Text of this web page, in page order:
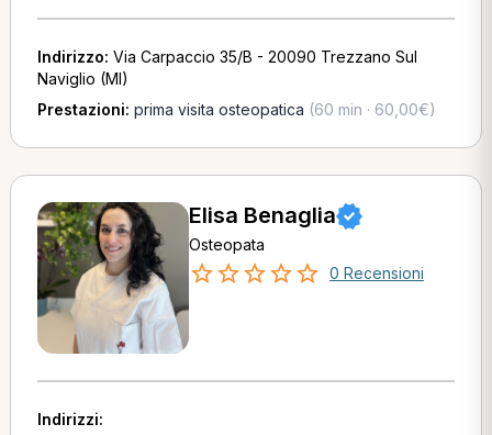
Indirizzo: Via Carpaccio 35/B - 20090 Trezzano Sul
Naviglio (MI)
Prestazioni: prima visita osteopatica (60 min · 60,00€)
Elisa Benaglia
Osteopata
0 Recensioni
Indirizzi: